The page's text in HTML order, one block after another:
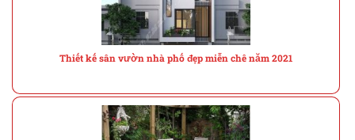
Thiết kế sân vườn nhà phố đẹp miễn chê năm 2021